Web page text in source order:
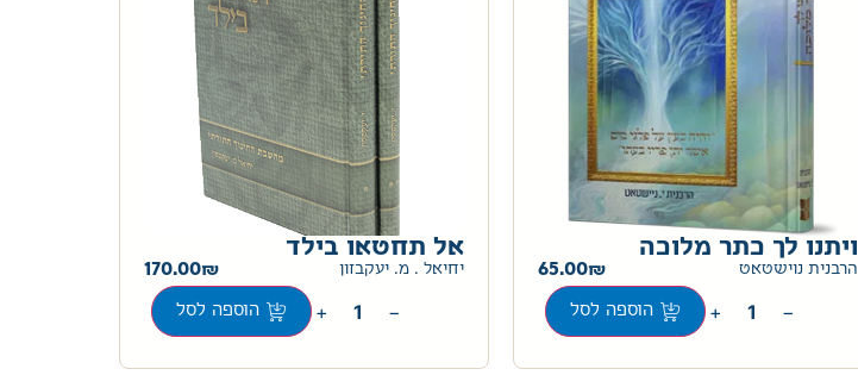
ויתנו לך כתר מלוכה
הרבנית נוישטאט 65.00
−
+ הוספה לסל
אל תחטאו בילד
יחיאל . מ. יעקבזון 170.00
−
+ הוספה לסל